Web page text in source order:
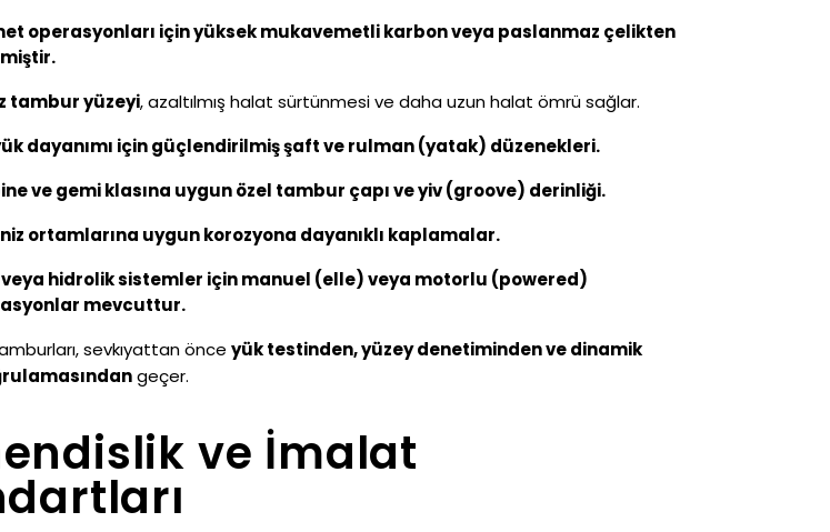
operasyonları için yüksek mukavemetli karbon veya paslanmaz çelikten
tambur yüzeyi, azaltılmış halat sürtünmesi ve daha uzun halat ömrü sağlar.
dayanımı için güçlendirilmiş şaft ve rulman (yatak) düzenekleri.
ve gemi klasına uygun özel tambur çapı ve yiv (groove) derinliği.
ortamlarına uygun korozyona dayanıklı kaplamalar.
veya hidrolik sistemler için manuel (elle) veya motorlu (powered)
mevcuttur.
sevkıyattan önceyük testinden, yüzey denetiminden ve dinamik
geçer.
ve İmalat